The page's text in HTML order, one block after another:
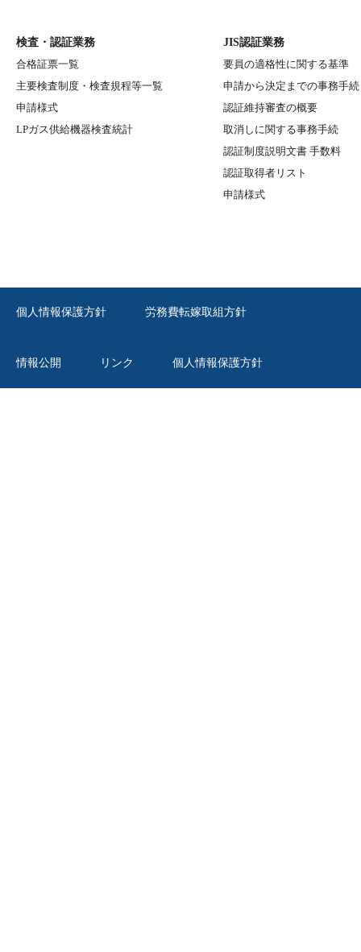
検査・認証業務
合格証票一覧
主要検査制度・検査規程等一覧
申請様式
LPガス供給機器検査統計
JIS認証業務
要員の適格性に関する基準
申請から決定までの事務手続
認証維持審査の概要
取消しに関する事務手続
認証制度説明文書 手数料
認証取得者リスト
申請様式
個人情報保護方針 労務費転嫁取組方針
情報公開 リンク 個人情報保護方針